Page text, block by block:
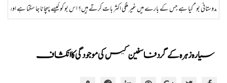
اکثر بات کرتے ہیں؟ اس بو کو کیسے پہچانا جا سکتا ہے اور ختم کیا جا سکتا ہے؟ ہمراز:
سیارہ زہرہ کے گرد فاسفین گیس کی موجودگی کا انکشاف